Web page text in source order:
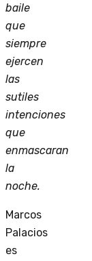
baile
que
siempre
ejercen
las
sutiles
intenciones
que
enmascaran
la
noche.
Marcos
Palacios
es